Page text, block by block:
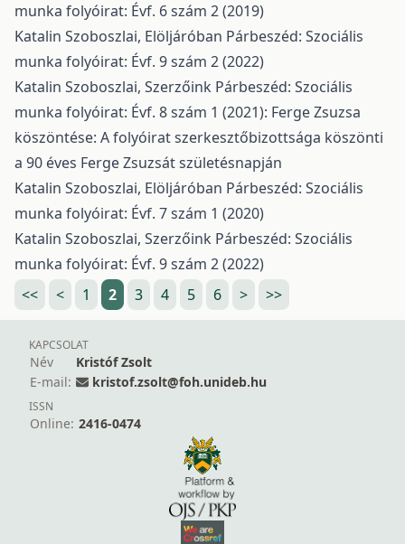
munka folyóirat: Évf. 6 szám 2 (2019)
Katalin Szoboszlai, Elöljáróban Párbeszéd: Szociális
munka folyóirat: Évf. 9 szám 2 (2022)
Katalin Szoboszlai, Szerzőink Párbeszéd: Szociális
munka folyóirat: Évf. 8 szám 1 (2021): Ferge Zsuzsa
köszöntése: A folyóirat szerkesztőbizottsága köszönti
a 90 éves Ferge Zsuzsát születésnapján
Katalin Szoboszlai, Elöljáróban Párbeszéd: Szociális
munka folyóirat: Évf. 7 szám 1 (2020)
Katalin Szoboszlai, Szerzőink Párbeszéd: Szociális
munka folyóirat: Évf. 9 szám 2 (2022)
<<
< 1 2 3 4 5 6 > >>
KAPCSOLAT
Név
Kristóf Zsolt
E-mail:
kristof.zsolt@foh.unideb.hu
ISSN
Online: 2416-0474